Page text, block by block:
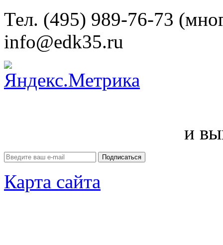
Тел. (495) 989-76-73
info@edk35.ru
и
Карта сайта